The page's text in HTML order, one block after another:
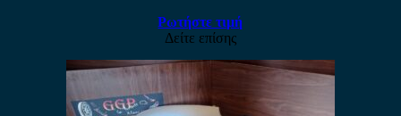
Ρωτήστε τιμή
Δείτε επίσης